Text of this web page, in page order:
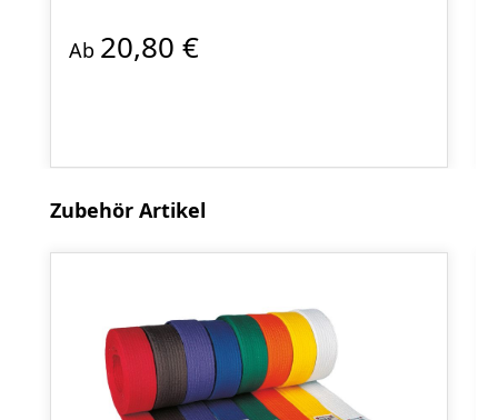
Ab 20,80 €
Produktgalerie überspringen
Zubehör Artikel